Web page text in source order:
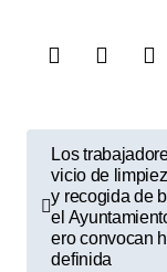
Los
vicio de
y recogida de
el
ero convocan
definida